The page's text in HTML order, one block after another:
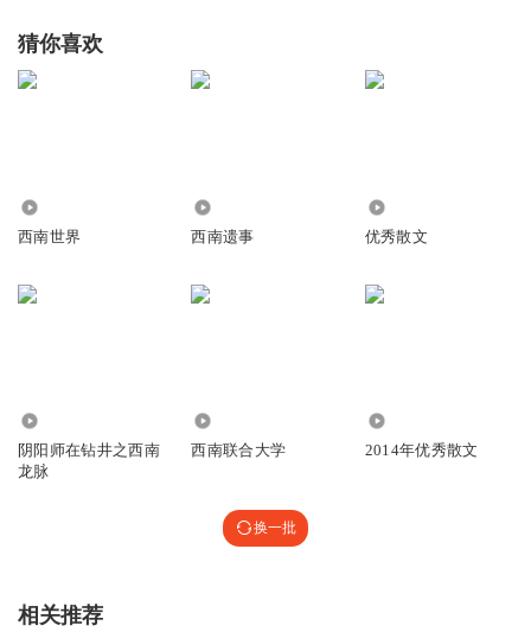
叫颤头儿
Yy雨菲菲
豁P犯
猜你喜欢
西南世界 西南遗事 优秀散文
阴阳师在钻井之西南
龙脉
西南联合大学 2014年优秀散文
换一批
相关推荐